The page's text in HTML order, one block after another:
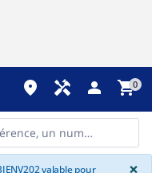
place handyman person shopping_cart0
valable pour